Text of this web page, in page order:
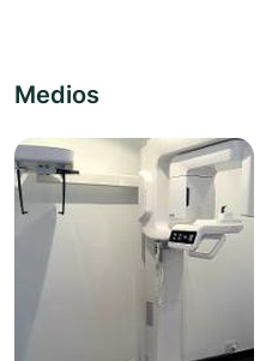
Medios